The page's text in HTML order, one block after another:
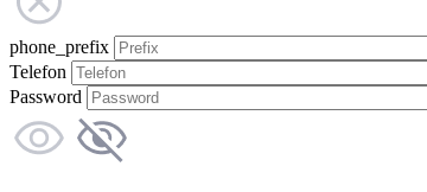
phone_prefix
Telefon
Password